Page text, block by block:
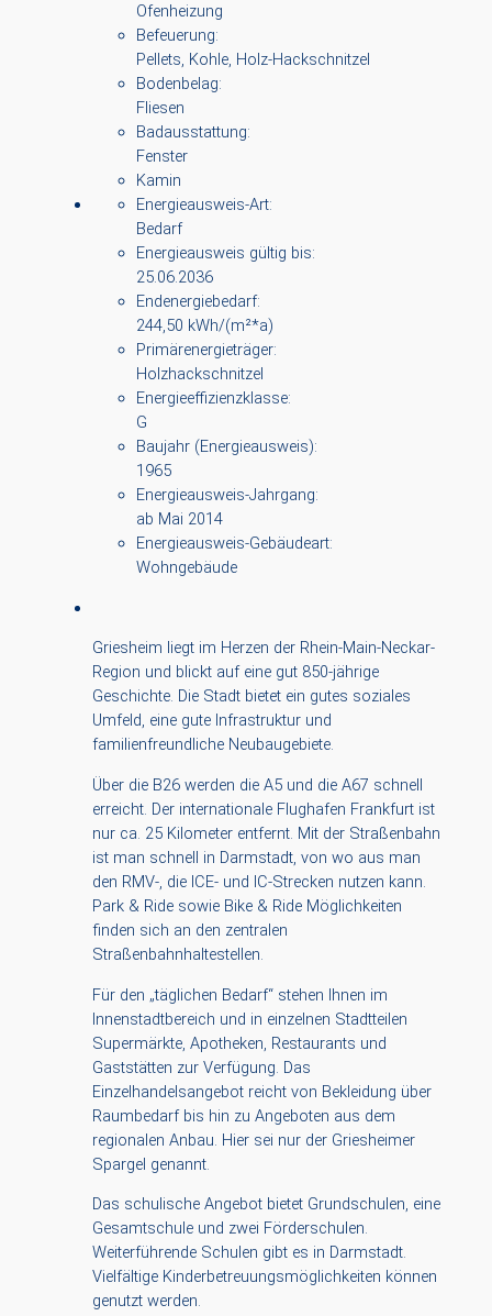
Ofenheizung
Befeuerung:
Pellets, Kohle, Holz-Hackschnitzel
Bodenbelag:
Fliesen
Badausstattung:
Fenster
Kamin
Energieausweis-Art:
Bedarf
Energieausweis gültig bis:
25.06.2036
Endenergiebedarf:
244,50 kWh/(m²*a)
Primärenergieträger:
Holzhackschnitzel
Energieeffizienzklasse:
G
Baujahr (Energieausweis):
1965
Energieausweis-Jahrgang:
ab Mai 2014
Energieausweis-Gebäudeart:
Wohngebäude
Griesheim liegt im Herzen der Rhein-Main-Neckar-
Region und blickt auf eine gut 850-jährige
Geschichte. Die Stadt bietet ein gutes soziales
Umfeld, eine gute Infrastruktur und
familienfreundliche Neubaugebiete.
Über die B26 werden die A5 und die A67 schnell
erreicht. Der internationale Flughafen Frankfurt ist
nur ca. 25 Kilometer entfernt. Mit der Straßenbahn
ist man schnell in Darmstadt, von wo aus man
den RMV-, die ICE- und IC-Strecken nutzen kann.
Park & Ride sowie Bike & Ride Möglichkeiten
finden sich an den zentralen
Straßenbahnhaltestellen.
Für den „täglichen Bedarf“ stehen Ihnen im
Innenstadtbereich und in einzelnen Stadtteilen
Supermärkte, Apotheken, Restaurants und
Gaststätten zur Verfügung. Das
Einzelhandelsangebot reicht von Bekleidung über
Raumbedarf bis hin zu Angeboten aus dem
regionalen Anbau. Hier sei nur der Griesheimer
Spargel genannt.
Das schulische Angebot bietet Grundschulen, eine
Gesamtschule und zwei Förderschulen.
Weiterführende Schulen gibt es in Darmstadt.
Vielfältige Kinderbetreuungsmöglichkeiten können
genutzt werden.